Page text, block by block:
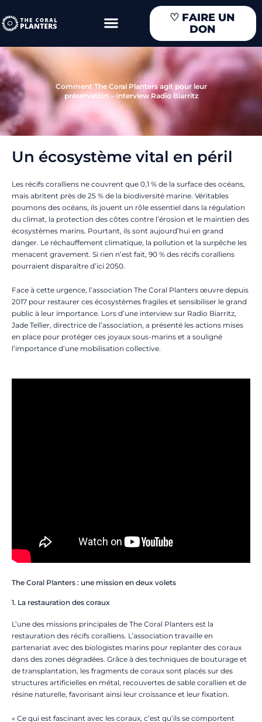
au
contenu
♡ FAIRE UN
DON
Comment The Coral Planters agit pour leur
préservation – Interview Radio Biarritz
Un écosystème vital en péril
Les récifs coralliens ne couvrent que 0,1 % de la surface des océans,
mais abritent près de 25 % de la biodiversité marine. Véritables
poumons des océans, ils jouent un rôle essentiel dans la régulation
du climat, la protection des côtes contre l’érosion et le maintien des
écosystèmes marins. Pourtant, ils sont aujourd’hui en grand
danger. Le réchauffement climatique, la pollution et la surpêche les
menacent gravement. Si rien n’est fait, 90 % des récifs coralliens
pourraient disparaître d’ici 2050.
Face à cette urgence, l’association The Coral Planters œuvre depuis
2017 pour restaurer ces écosystèmes fragiles et sensibiliser le grand
public à leur importance. Lors d’une interview sur Radio Biarritz,
Jade Tellier, directrice de l’association, a présenté les actions mises
en place pour protéger ces joyaux sous-marins et a souligné
l’importance d’une mobilisation collective.
The Coral Planters : une mission en deux volets
1. La restauration des coraux
L’une des missions principales de The Coral Planters est la
restauration des récifs coralliens. L’association travaille en
partenariat avec des biologistes marins pour replanter des coraux
dans des zones dégradées. Grâce à des techniques de bouturage et
de transplantation, les fragments de coraux sont placés sur des
structures artificielles en métal, recouvertes de sable corallien et de
résine naturelle, favorisant ainsi leur croissance et leur fixation.
« Ce qui est fascinant avec les coraux, c’est qu’ils se comportent